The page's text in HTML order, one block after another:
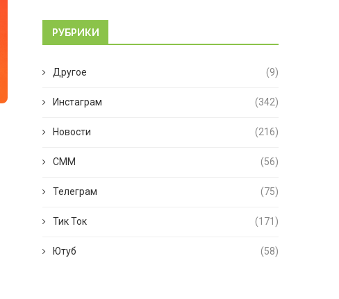
РУБРИКИ
Другое (9)
Инстаграм (342)
Новости (216)
СММ (56)
Телеграм (75)
Тик Ток (171)
Ютуб (58)